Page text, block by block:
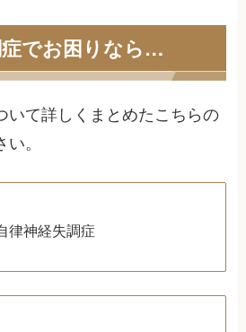
症でお困りなら…
いて詳しくまとめたこちらの
。
律神経失調症